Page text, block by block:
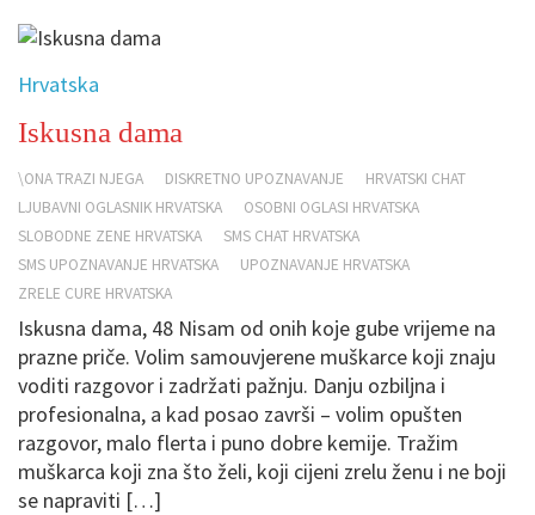
Hrvatska
Iskusna dama
\ONA TRAZI NJEGA DISKRETNO UPOZNAVANJE
HRVATSKI CHAT
LJUBAVNI OGLASNIK HRVATSKA
OSOBNI OGLASI HRVATSKA
SLOBODNE ZENE HRVATSKA
SMS CHAT HRVATSKA
SMS UPOZNAVANJE HRVATSKA
UPOZNAVANJE HRVATSKA
ZRELE CURE HRVATSKA
Iskusna dama, 48 Nisam od onih koje gube vrijeme na
prazne priče. Volim samouvjerene muškarce koji znaju
voditi razgovor i zadržati pažnju. Danju ozbiljna i
profesionalna, a kad posao završi – volim opušten
razgovor, malo flerta i puno dobre kemije. Tražim
muškarca koji zna što želi, koji cijeni zrelu ženu i ne boji
se napraviti […]